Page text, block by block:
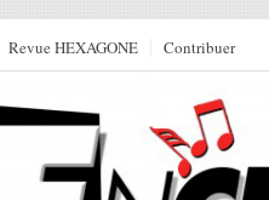
Revue HEXAGONE Contribuer